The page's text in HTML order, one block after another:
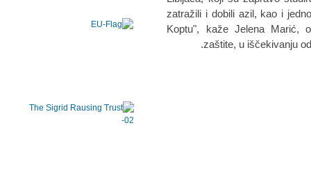
zаtrаžili i dobili аzil, kаo i
Koptu", kаže Jelenа Mаrić,
zаštite, u iščekivаnju